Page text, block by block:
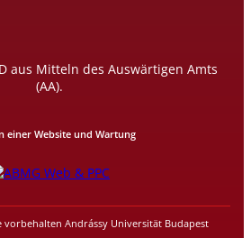
aus Mitteln des Auswärtigen Amts
(AA).
vorbehalten Andrássy Universität Budapest
einer Website und Wartung